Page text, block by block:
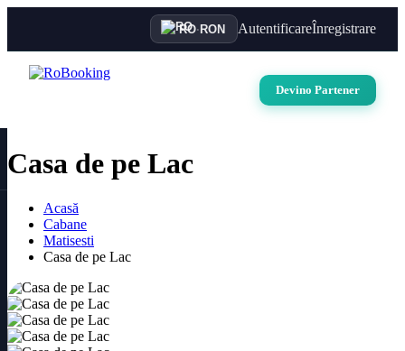
RO·RON AutentificareÎnregistrare
Devino Partener
Casa de pe Lac
Acasă
Cabane
Matisesti
Casa de pe Lac